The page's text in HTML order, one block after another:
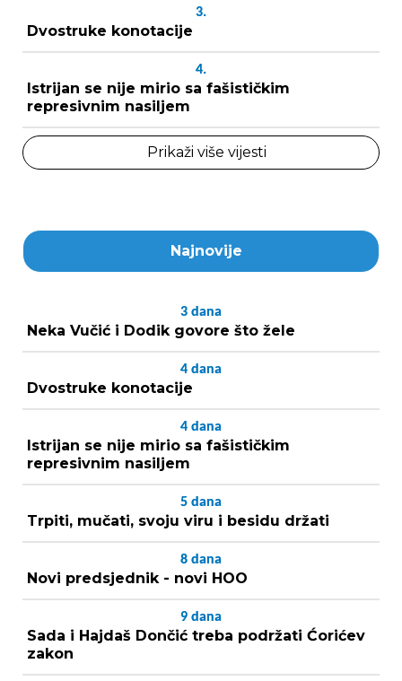
3.
Dvostruke konotacije
4.
Istrijan se nije mirio sa fašističkim
represivnim nasiljem
Prikaži više vijesti
Najnovije
3 dana
Neka Vučić i Dodik govore što žele
4 dana
Dvostruke konotacije
4 dana
Istrijan se nije mirio sa fašističkim
represivnim nasiljem
5 dana
Trpiti, mučati, svoju viru i besidu držati
8 dana
Novi predsjednik - novi HOO
9 dana
Sada i Hajdaš Dončić treba podržati Ćorićev
zakon